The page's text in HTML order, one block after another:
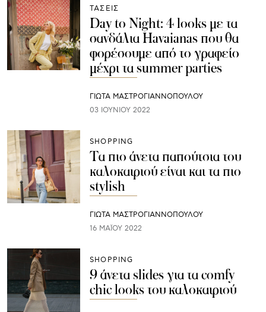
ΤΑΣΕΙΣ
Day to Night: 4 looks με τα
σανδάλια Havaianas που θα
φορέσουμε από το γραφείο
μέχρι τα summer parties
ΓΙΩΤΑ ΜΑΣΤΡΟΓΙΑΝΝΟΠΟΥΛΟΥ
03 ΙΟΥΝΊΟΥ 2022
SHOPPING
Τα πιο άνετα παπούτσια του
καλοκαιριού είναι και τα πιο
stylish
ΓΙΩΤΑ ΜΑΣΤΡΟΓΙΑΝΝΟΠΟΥΛΟΥ
16 ΜΑΪ́ΟΥ 2022
SHOPPING
9 άνετα slides για τα comfy
chic looks του καλοκαιριού